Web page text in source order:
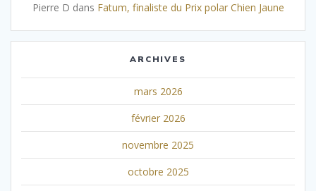
Pierre D dans Fatum, finaliste du Prix polar Chien Jaune
ARCHIVES
mars 2026
février 2026
novembre 2025
octobre 2025